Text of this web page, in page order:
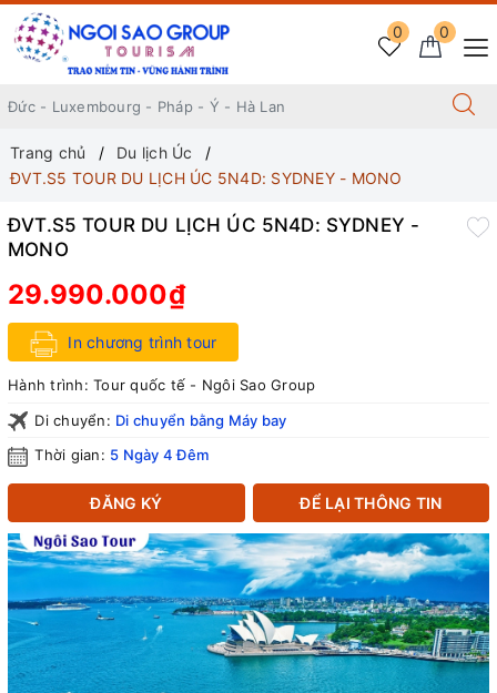
0
0
Trang chủ
Du lịch Úc
ĐVT.S5 TOUR DU LỊCH ÚC 5N4D: SYDNEY - MONO
ĐVT.S5 TOUR DU LỊCH ÚC 5N4D: SYDNEY -
MONO
29.990.000₫
In chương trình tour
Hành trình: Tour quốc tế - Ngôi Sao Group
Di chuyển: Di chuyển bằng Máy bay
Thời gian: 5 Ngày 4 Đêm
ĐĂNG KÝ ĐỂ LẠI THÔNG TIN